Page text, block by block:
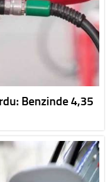
Benzinde 4,35